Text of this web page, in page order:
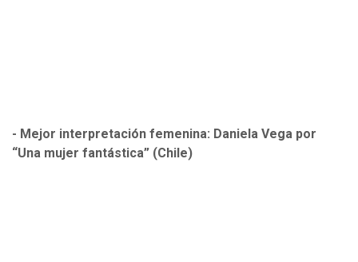
- Mejor interpretación femenina: Daniela Vega por
“Una mujer fantástica” (Chile)